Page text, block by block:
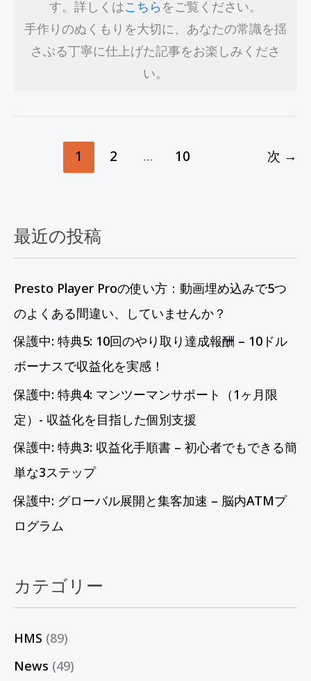
す。詳しくはこちら をご覧ください。
手作りのぬくもりを大切に、あなたの常識を揺
さぶる丁寧に仕上げた記事をお楽しみくださ
い。
1 2 … 10 次 →
最近の投稿
Presto Player Proの使い方：動画埋め込みで5つ
のよくある間違い、していませんか？
保護中: 特典5: 10回のやり取り達成報酬 – 10ドル
ボーナスで収益化を実感！
保護中: 特典4: マンツーマンサポート（1ヶ月限
定）- 収益化を目指した個別支援
保護中: 特典3: 収益化手順書 – 初心者でもできる簡
単な3ステップ
保護中: グローバル展開と集客加速 – 脳内ATMプ
ログラム
カテゴリー
HMS (89)
News (49)